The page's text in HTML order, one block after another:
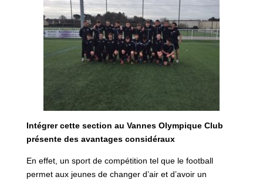
Intégrer cette section au Vannes Olympique Club
présente des avantages considéraux
En effet, un sport de compétition tel que le football
permet aux jeunes de changer d’air et d’avoir un